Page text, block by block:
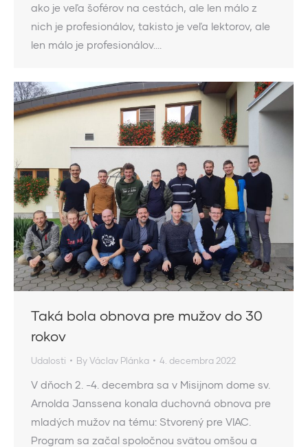
ako je veľa šoférov na cestách, ale len málo z
nich je profesionálov, takisto je veľa lektorov, ale
len málo je profesionálov.…
Taká bola obnova pre mužov do 30
rokov
Udalosti ByVáclav Plánka 4. decembra 2022
V dňoch 2. -4. decembra sa v Misijnom dome sv.
Arnolda Janssena konala duchovná obnova pre
mladých mužov na tému: Stvorený pre VIAC.
Program sa začal spoločnou svätou omšou a